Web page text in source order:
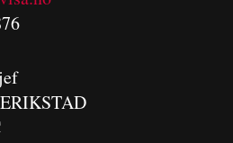
ERIKSTAD